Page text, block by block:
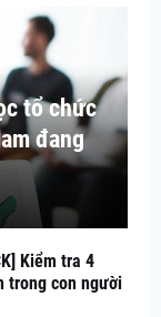
tổ chức
đang
Kiểm tra 4
trong con người